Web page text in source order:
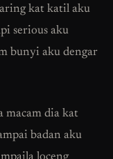
kat katil aku
serious aku
bunyi aku dengar
macam dia kat
badan aku